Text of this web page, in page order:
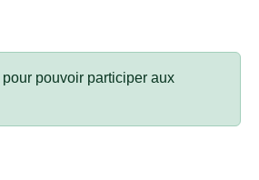
pour pouvoir participer aux